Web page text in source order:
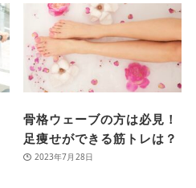
骨格ウェーブの方は必見！
足痩せができる筋トレは？
2023年7月28日